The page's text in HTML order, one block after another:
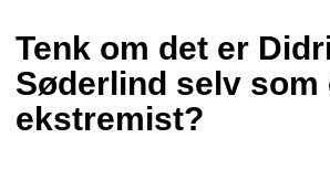
Tenk om det er
Søderlind selv som
ekstremist?